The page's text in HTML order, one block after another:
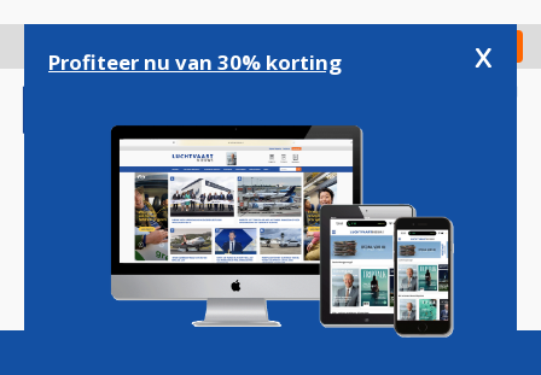
gaan
Check in
Magazine Podcasts Vacatures
Profiteer nu van 30% korting x